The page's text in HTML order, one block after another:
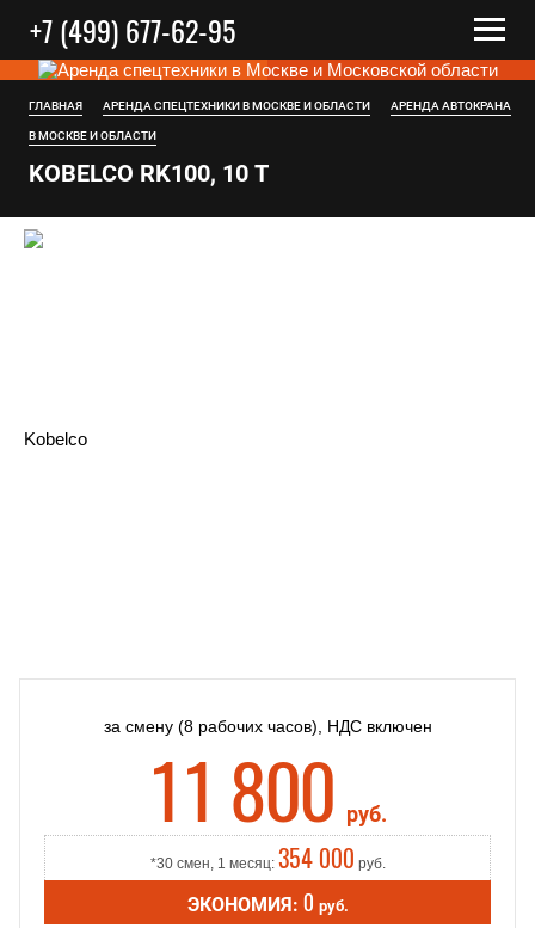
+7 (499) 677-62-95
ГЛАВНАЯ АРЕНДА СПЕЦТЕХНИКИ В МОСКВЕ И ОБЛАСТИ АРЕНДА АВТОКРАНА
В МОСКВЕ И ОБЛАСТИ
KOBELCO RK100, 10 Т
11 800руб.
за смену (8 рабочих часов), НДС включен
*30 смен, 1 месяц: 354 000 руб.
ЭКОНОМИЯ: 0 руб.